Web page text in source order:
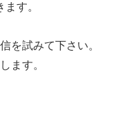
す。
を試みて下さい。
ます。